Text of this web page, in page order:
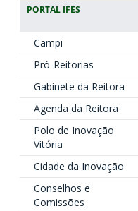
PORTAL IFES
Campi
Pró-Reitorias
Gabinete da Reitora
Agenda da Reitora
Polo de Inovação
Vitória
Cidade da Inovação
Conselhos e
Comissões